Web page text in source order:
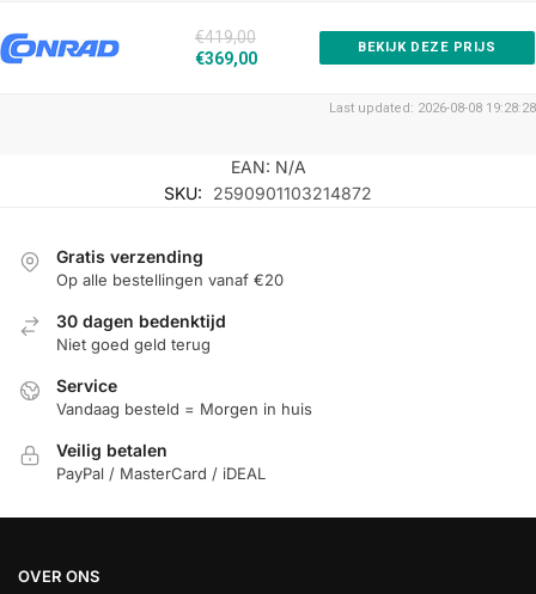
€419,00
€369,00
BEKIJK DEZE PRIJS
Last updated: 2026-08-08 19:28:28
EAN: N/A
SKU:
2590901103214872
Gratis verzending
Op alle bestellingen vanaf €20
30 dagen bedenktijd
Niet goed geld terug
Service
Vandaag besteld = Morgen in huis
Veilig betalen
PayPal / MasterCard / iDEAL
OVER ONS